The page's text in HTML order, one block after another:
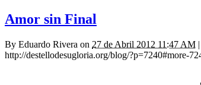
Amor sin Final
By Eduardo Rivera on 27 de Abril 2012 11:47 AM |
http://destellodesugloria.org/blog/?p=7240#more-